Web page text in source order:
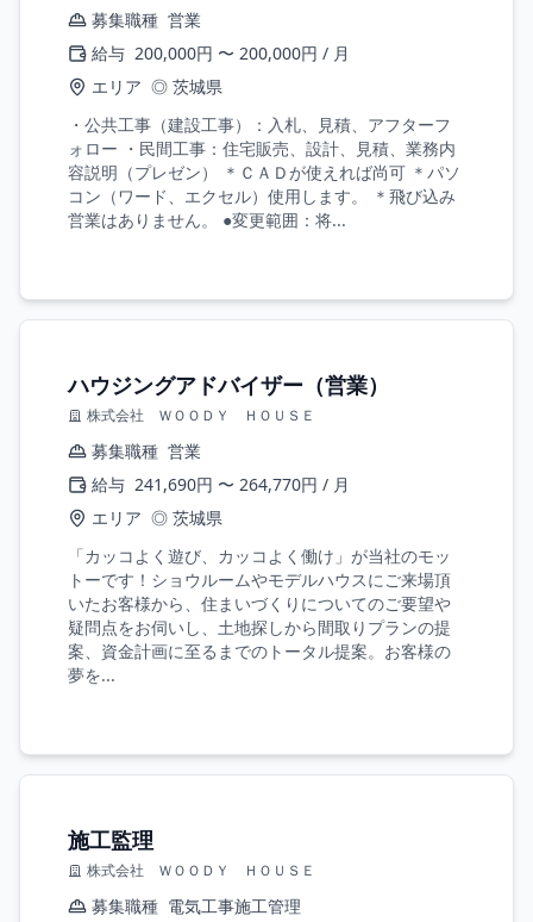
募集職種 営業
給与 200,000円 〜 200,000円 / 月
エリア ◎ 茨城県
・公共工事（建設工事）：入札、見積、アフターフ
ォロー ・民間工事：住宅販売、設計、見積、業務内
容説明（プレゼン） ＊ＣＡＤが使えれば尚可 ＊パソ
コン（ワード、エクセル）使用します。 ＊飛び込み
営業はありません。 ●変更範囲：将...
ハウジングアドバイザー（営業）
株式会社 ＷＯＯＤＹ ＨＯＵＳＥ
募集職種 営業
給与 241,690円 〜 264,770円 / 月
エリア ◎ 茨城県
「カッコよく遊び、カッコよく働け」が当社のモッ
トーです！ショウルームやモデルハウスにご来場頂
いたお客様から、住まいづくりについてのご要望や
疑問点をお伺いし、土地探しから間取りプランの提
案、資金計画に至るまでのトータル提案。お客様の
夢を...
施工監理
株式会社 ＷＯＯＤＹ ＨＯＵＳＥ
募集職種 電気工事施工管理